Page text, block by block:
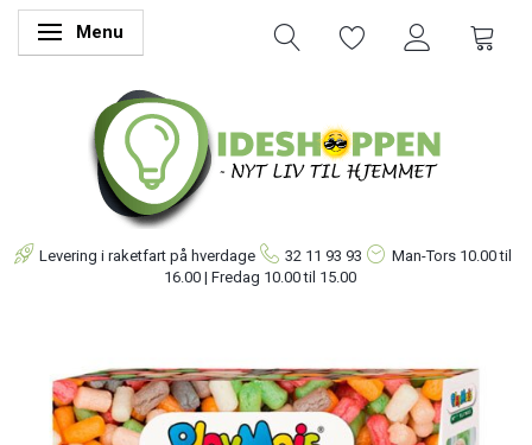
Skifte navigation
Menu
Levering i raketfart på hverdage 32 11 93 93 Man-Tors 10.00 til
16.00 | Fredag 10.00 til 15.00